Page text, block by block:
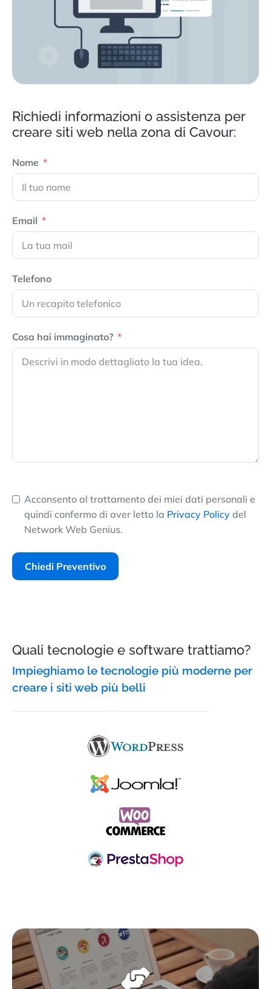
Richiedi informazioni o assistenza per
creare siti web nella zona di Cavour:
Nome
Email
Telefono
Cosa hai immaginato?
Acconsento al trattamento dei miei dati personali e
quindi confermo di aver letto la Privacy Policy del
Network Web Genius.
Chiedi Preventivo
Quali tecnologie e software trattiamo?
Impieghiamo le tecnologie più moderne per
creare i siti web più belli